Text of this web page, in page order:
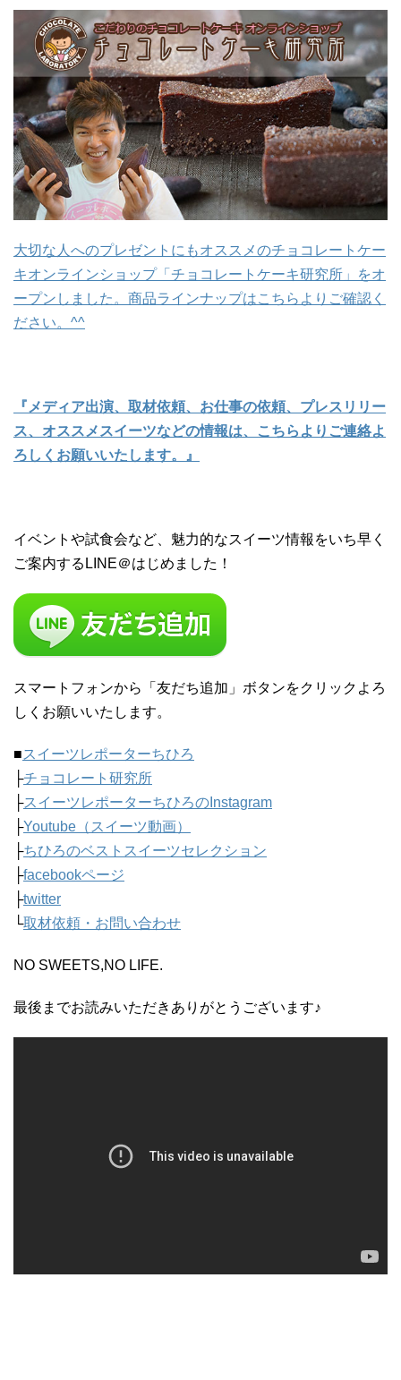
大切な人へのプレゼントにもオススメのチョコレートケー
キオンラインショップ「チョコレートケーキ研究所」をオ
ープンしました。商品ラインナップはこちらよりご確認く
ださい。^^
『メディア出演、取材依頼、お仕事の依頼、プレスリリー
ス、オススメスイーツなどの情報は、こちらよりご連絡よ
ろしくお願いいたします。』
イベントや試食会など、魅力的なスイーツ情報をいち早く
ご案内するLINE＠はじめました！
スマートフォンから「友だち追加」ボタンをクリックよろ
しくお願いいたします。
■スイーツレポーターちひろ
├チョコレート研究所
├スイーツレポーターちひろのInstagram
├Youtube（スイーツ動画）
├ちひろのベストスイーツセレクション
├facebookページ
├twitter
└取材依頼・お問い合わせ
NO SWEETS,NO LIFE.
最後までお読みいただきありがとうございます♪